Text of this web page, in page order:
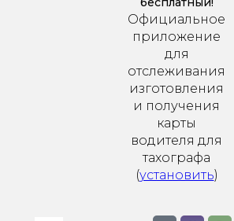
Официальное
приложение
для
отслеживания
изготовления
и получения
карты
водителя для
тахографа
(установить)